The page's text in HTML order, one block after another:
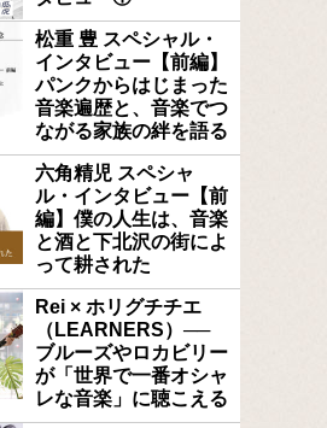
松重 豊 スペシャル・
インタビュー【前編】
パンクからはじまった
音楽遍歴と、音楽でつ
ながる家族の絆を語る
六角精児 スペシャ
ル・インタビュー【前
編】僕の人生は、音楽
と酒と下北沢の街によ
って耕された
Rei × ホリグチチエ
（LEARNERS）──
ブルーズやロカビリー
が「世界で一番オシャ
レな音楽」に聴こえる